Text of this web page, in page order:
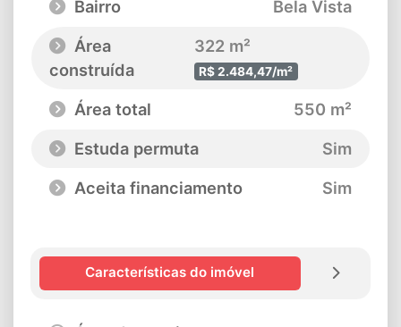
Bairro
Bela Vista
Área
construída
322 m²
R$ 2.484,47/m²
Área total
550 m²
Estuda permuta
Sim
Aceita financiamento
Sim
Características do imóvel